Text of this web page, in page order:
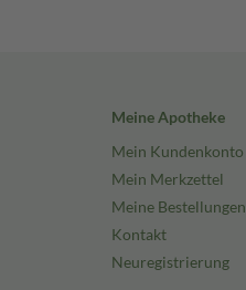
Meine Apotheke
Mein Kundenkonto
Mein Merkzettel
Meine Bestellungen
Kontakt
Neuregistrierung